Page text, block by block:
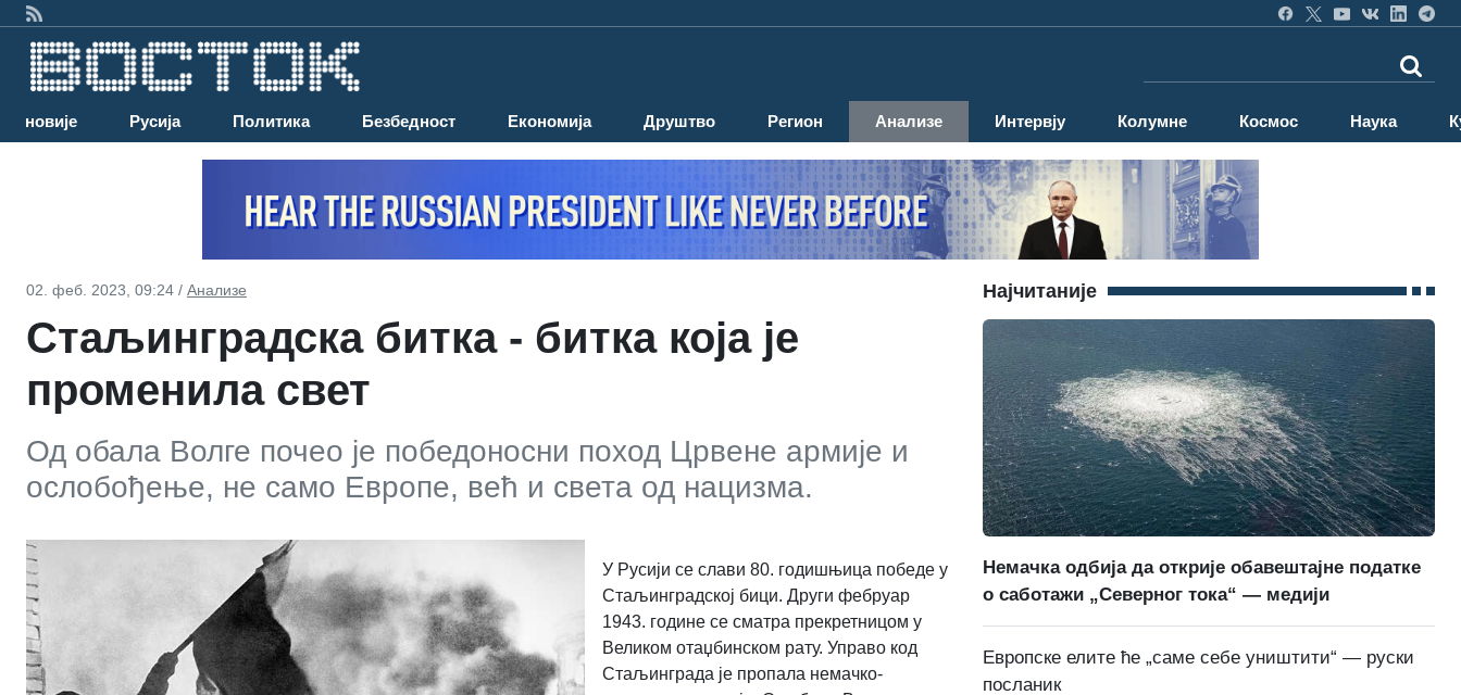
Најновије Русија Политика Безбедност Економија Друштво Регион Анализе Интервју Колумне Космос Наука
02. феб. 2023, 09:24 / Анализе
Стаљинградска битка - битка која је
променила свет
Од обала Волге почео је победоносни поход Црвене армије и
ослобођење, не само Европе, већ и света од нацизма.
У Русији се слави 80. годишњица победе у
Стаљинградској бици. Други фебруар
1943. године се сматра прекретницом у
Великом отаџбинском рату. Управо код
Стаљинграда је пропала немачко-
Најчитаније
Немачка одбија да открије обавештајне податке
о саботажи „Северног тока“ — медији
Европске елите ће „саме себе уништити“ — руски
посланик